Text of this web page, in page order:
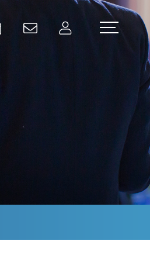
| Security
Media